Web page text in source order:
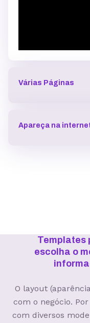
Várias Páginas
Apareça na
Templates
escolha o
O layout
com o negócio.
com diversos